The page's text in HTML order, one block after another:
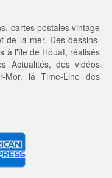
cartes postales vintage
de la mer. Des dessins,
à l'île de Houat, réalisés
Actualités, des vidéos
Mor, laTime-Line des